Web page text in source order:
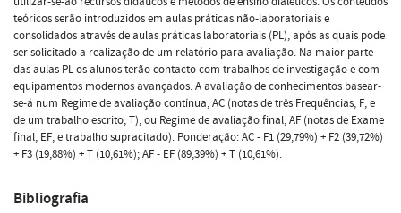
teóricos serão introduzidos em aulas práticas não-laboratoriais e
consolidados através de aulas práticas laboratoriais (PL), após as quais pode
ser solicitado a realização de um relatório para avaliação. Na maior parte
das aulas PL os alunos terão contacto com trabalhos de investigação e com
equipamentos modernos avançados. A avaliação de conhecimentos basear-
se-á num Regime de avaliação contínua, AC (notas de três Frequências, F, e
de um trabalho escrito, T), ou Regime de avaliação final, AF (notas de Exame
final, EF, e trabalho supracitado). Ponderação: AC - F1 (29,79%) + F2 (39,72%)
+ F3 (19,88%) + T (10,61%); AF - EF (89,39%) + T (10,61%).
Bibliografia